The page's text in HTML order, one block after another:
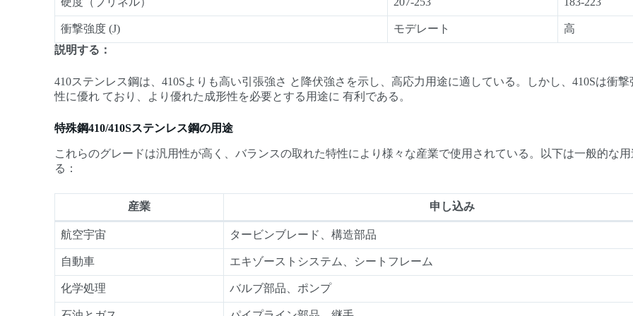
衝撃強度 (J) モデレート
高
説明する：
410ステンレス鋼は、410Sよりも高い引張強さ と降伏強さを示し、高応力用途に適している。しかし、410Sは衝撃
性に優れ ており、より優れた成形性を必要とする用途に 有利である。
特殊鋼410/410Sステンレス鋼の用途
これらのグレードは汎用性が高く、バランスの取れた特性により様々な産業で使用されている。以下は一般的な用
る：
産業 申し込み
航空宇宙 タービンブレード、構造部品
自動車 エキゾーストシステム、シートフレーム
化学処理 バルブ部品、ポンプ